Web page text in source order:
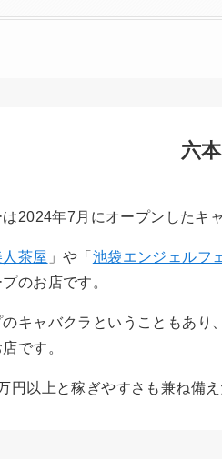
六
2024年7月にオープンしたキ
茶屋 」や「 池袋エンジェルフ
のお店です。
キャバクラということもあり
です。
円以上と稼ぎやすさも兼ね備